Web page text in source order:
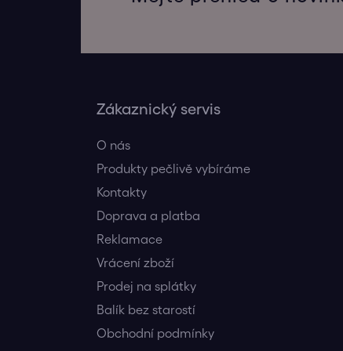
Zákaznický servis
O nás
Produkty pečlivě vybíráme
Kontakty
Doprava a platba
Reklamace
Vrácení zboží
Prodej na splátky
Balík bez starostí
Obchodní podmínky